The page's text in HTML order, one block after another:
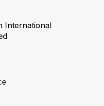
International